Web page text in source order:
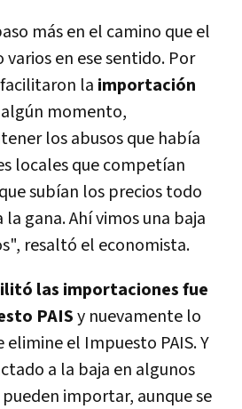
más en el camino que el
en ese sentido. Por
la importación
momento,
los abusos que había
locales que competían
subían los precios todo
la gana. Ahí vimos una baja
resaltó el economista.
las importaciones fue
PAISy nuevamente lo
elimine el Impuesto PAIS. Y
a la baja en algunos
importar, aunque se